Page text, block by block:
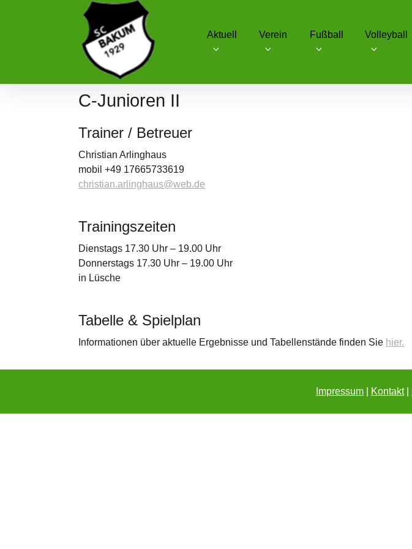
SC Schwarz-Weiß Bakum
Aktuell Verein Fußball Volleyball
C-Junioren II
Trainer / Betreuer
Christian Arlinghaus
mobil +49 17665733619
christian.arlinghaus@web.de
Trainingszeiten
Dienstags 17.30 Uhr – 19.00 Uhr
Donnerstags 17.30 Uhr – 19.00 Uhr
in Lüsche
Tabelle & Spielplan
Informationen über aktuelle Ergebnisse und Tabellenstände finden Sie hier.
Impressum Kontakt